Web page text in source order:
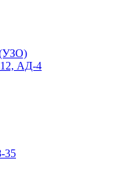
АД-4
35